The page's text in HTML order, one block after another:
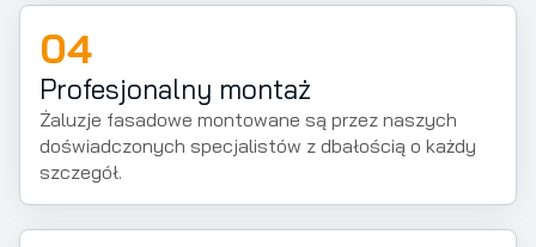
04
Profesjonalny montaż
Żaluzje fasadowe montowane są przez naszych
doświadczonych specjalistów z dbałością o każdy
szczegół.